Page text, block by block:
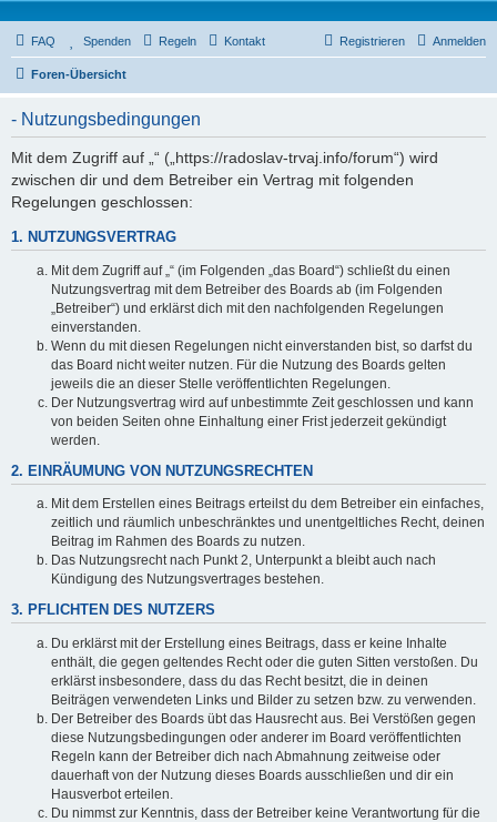
FAQ Spenden Regeln Kontakt Anmelden
Registrieren
Foren-Übersicht
- Nutzungsbedingungen
Mit dem Zugriff auf „“ („https://radoslav-trvaj.info/forum“) wird
zwischen dir und dem Betreiber ein Vertrag mit folgenden
Regelungen geschlossen:
1. NUTZUNGSVERTRAG
Mit dem Zugriff auf „“ (im Folgenden „das Board“) schließt du einen
Nutzungsvertrag mit dem Betreiber des Boards ab (im Folgenden
„Betreiber“) und erklärst dich mit den nachfolgenden Regelungen
einverstanden.
Wenn du mit diesen Regelungen nicht einverstanden bist, so darfst du
das Board nicht weiter nutzen. Für die Nutzung des Boards gelten
jeweils die an dieser Stelle veröffentlichten Regelungen.
Der Nutzungsvertrag wird auf unbestimmte Zeit geschlossen und kann
von beiden Seiten ohne Einhaltung einer Frist jederzeit gekündigt
werden.
2. EINRÄUMUNG VON NUTZUNGSRECHTEN
Mit dem Erstellen eines Beitrags erteilst du dem Betreiber ein einfaches,
zeitlich und räumlich unbeschränktes und unentgeltliches Recht, deinen
Beitrag im Rahmen des Boards zu nutzen.
Das Nutzungsrecht nach Punkt 2, Unterpunkt a bleibt auch nach
Kündigung des Nutzungsvertrages bestehen.
3. PFLICHTEN DES NUTZERS
Du erklärst mit der Erstellung eines Beitrags, dass er keine Inhalte
enthält, die gegen geltendes Recht oder die guten Sitten verstoßen. Du
erklärst insbesondere, dass du das Recht besitzt, die in deinen
Beiträgen verwendeten Links und Bilder zu setzen bzw. zu verwenden.
Der Betreiber des Boards übt das Hausrecht aus. Bei Verstößen gegen
diese Nutzungsbedingungen oder anderer im Board veröffentlichten
Regeln kann der Betreiber dich nach Abmahnung zeitweise oder
dauerhaft von der Nutzung dieses Boards ausschließen und dir ein
Hausverbot erteilen.
Du nimmst zur Kenntnis, dass der Betreiber keine Verantwortung für die